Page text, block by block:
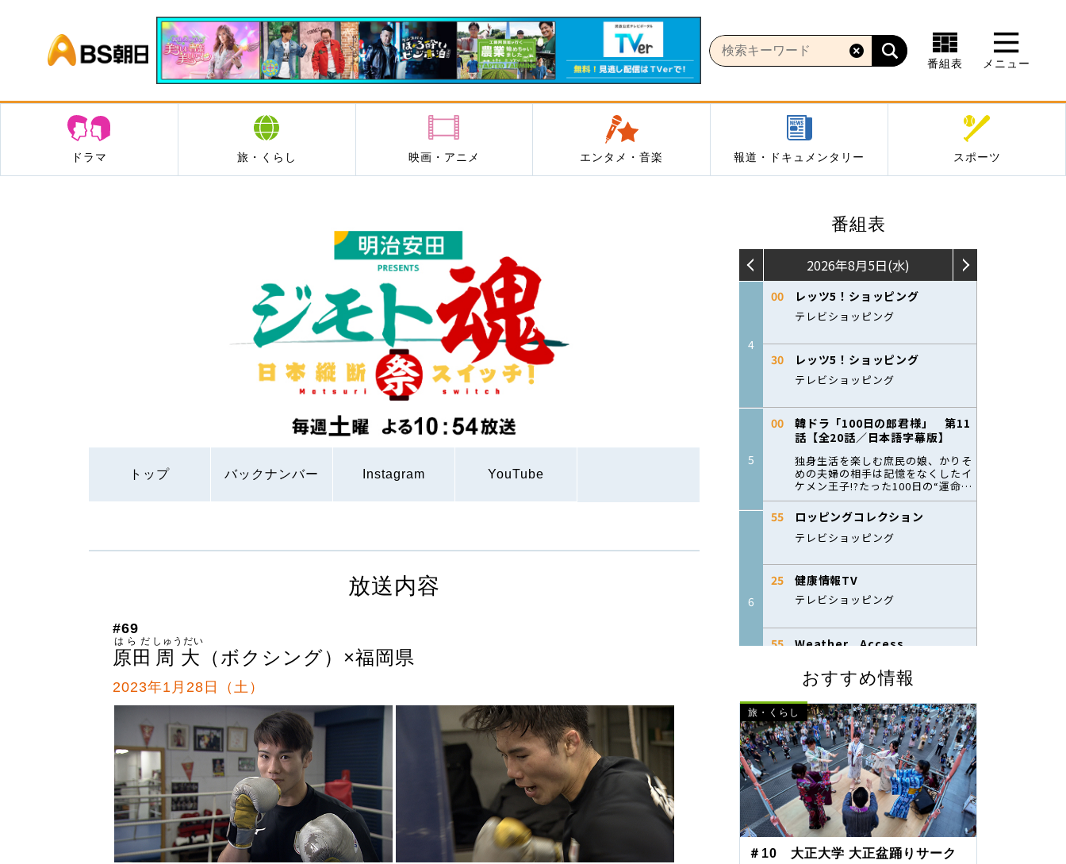
BS朝日
番組表 メニュー
ドラマ 旅・くらし 映画・アニメ エンタメ・音楽 報道・ドキュメンタリー スポーツ
トップ バックナンバー Instagram YouTube
番組表
おすすめ情報
旅・くらし
＃10 大正大学 大正盆踊りサーク
放送内容
#69
原田
はらだ
周大
しゅうだい
（ボクシング）×福岡県
2023年1月28日（土）